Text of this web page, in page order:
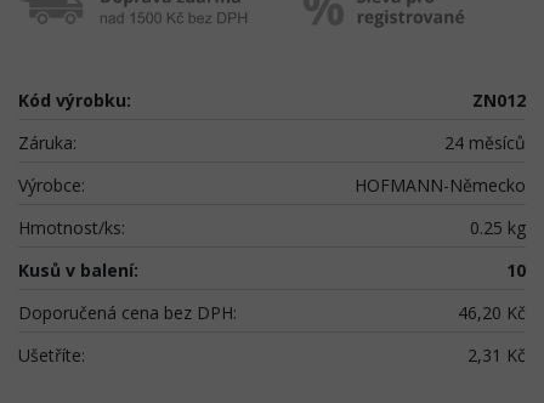
Kód výrobku:
ZN012
Záruka:
24 měsíců
Výrobce:
HOFMANN-Německo
Hmotnost/ks:
0.25 kg
Kusů v balení:
10
Doporučená cena bez DPH:
46,20 Kč
Ušetříte:
2,31 Kč